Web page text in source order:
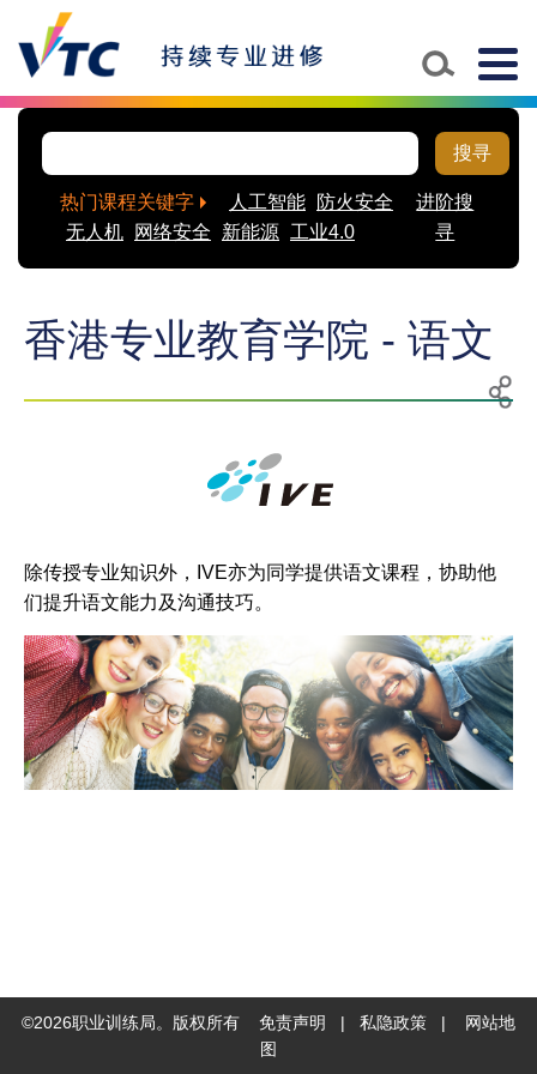
搜寻
热门课程关键字 人工智能
防火安全
无人机
网络安全 新能源 工业4.0
进阶搜
寻
香港专业教育学院 - 语文
平
除传授专业知识外，IVE亦为同学提供语文课程，协助他
们提升语文能力及沟通技巧。
©2026职业训练局。版权所有 免责声明 | 私隐政策 | 网站地
图